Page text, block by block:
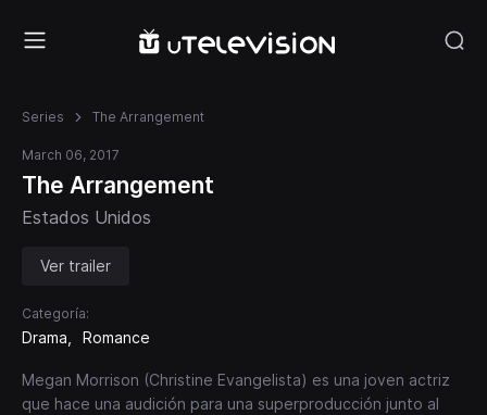
Series The Arrangement
March 06, 2017
The Arrangement
Estados Unidos
Ver trailer
Categoría:
Drama Romance
Megan Morrison (Christine Evangelista) es una joven actriz
que hace una audición para una superproducción junto al